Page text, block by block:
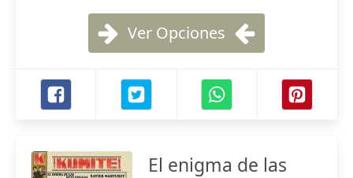
Ver Opciones
El enigma de las